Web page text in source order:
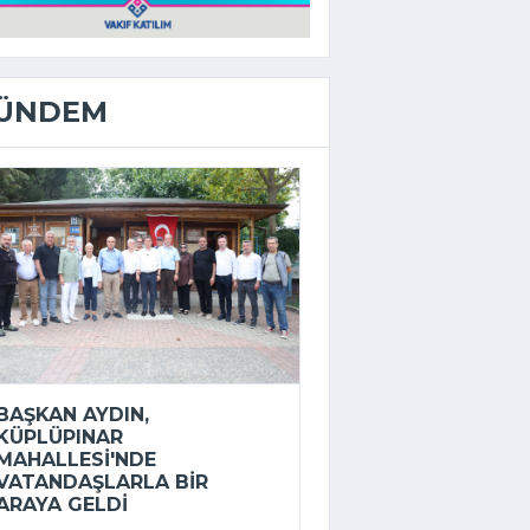
AYDIN,
BIR
GELDI